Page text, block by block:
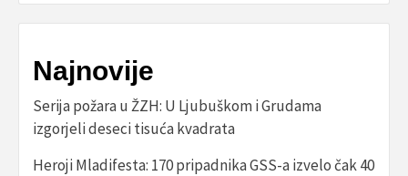
Najnovije
Serija požara u ŽZH: U Ljubuškom i Grudama
izgorjeli deseci tisuća kvadrata
Heroji Mladifesta: 170 pripadnika GSS-a izvelo čak 40